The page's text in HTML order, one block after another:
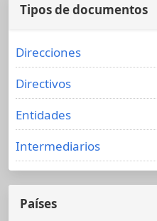
Tipos de documentos
Direcciones
Directivos
Entidades
Intermediarios
Países